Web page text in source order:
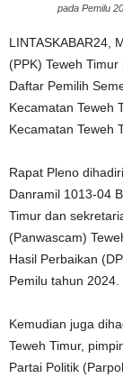
pada Pemilu
LINTASKABAR24,
(PPK) Teweh
Daftar Pemilih
Kecamatan Teweh
Kecamatan Teweh
Rapat Pleno
Danramil 1013-04
Timur dan
(Panwascam)
Hasil Perbaikan
Pemilu tahun 2024.
Kemudian juga
Teweh Timur,
Partai Politik